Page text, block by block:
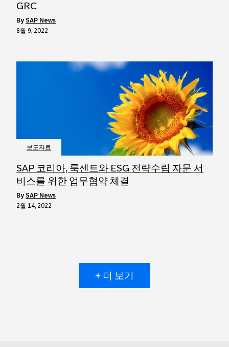
GRC
by SAP News
8월 9, 2022
보도자료
SAP 코리아, 룩센트와 ESG 전략수립 자문 서
비스를 위한 업무협약 체결
by SAP News
2월 14, 2022
+ 더 보기